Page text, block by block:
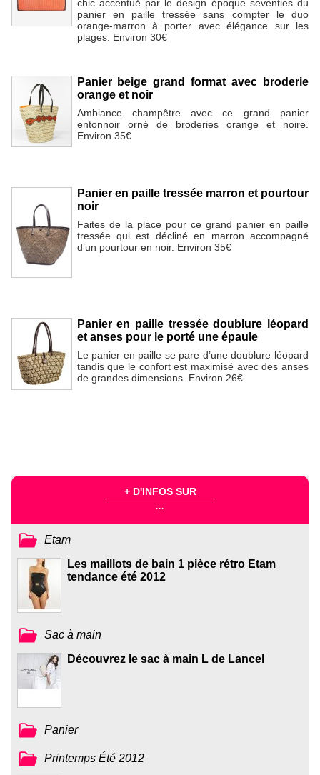
chic accentué par le design époque seventies du
panier en paille tressée sans compter le duo
orange-marron à porter avec élégance sur les
plages. Environ 30€
Panier beige grand format avec broderie
orange et noir
Ambiance champêtre avec ce grand panier
entonnoir orné de broderies orange et noire.
Environ 35€
Panier en paille tressée marron et pourtour
noir
Faites de la place pour ce grand panier en paille
tressée qui est décliné en marron accompagné
d’un pourtour en noir. Environ 35€
Panier en paille tressée doublure léopard
et anses pour le porté une épaule
Le panier en paille se pare d’une doublure léopard
tandis que le confort est maximisé avec des anses
de grandes dimensions. Environ 26€
+ D'INFOS SUR
...
Etam
Les maillots de bain 1 pièce rétro Etam
tendance été 2012
Sac à main
Découvrez le sac à main L de Lancel
Panier
Printemps Été 2012